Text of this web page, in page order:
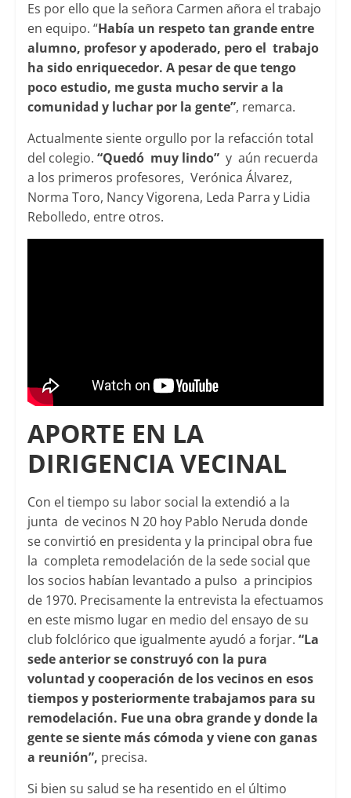
Es por ello que la señora Carmen añora el trabajo
en equipo. “Había un respeto tan grande entre
alumno, profesor y apoderado, pero el trabajo
ha sido enriquecedor. A pesar de que tengo
poco estudio, me gusta mucho servir a la
comunidad y luchar por la gente”, remarca.
Actualmente siente orgullo por la refacción total
del colegio. “Quedó muy lindo”y aún recuerda
a los primeros profesores, Verónica Álvarez,
Norma Toro, Nancy Vigorena, Leda Parra y Lidia
Rebolledo, entre otros.
APORTE EN LA
DIRIGENCIA VECINAL
Con el tiempo su labor social la extendió a la
junta de vecinos N 20 hoy Pablo Neruda donde
se convirtió en presidenta y la principal obra fue
la completa remodelación de la sede social que
los socios habían levantado a pulso a principios
de 1970. Precisamente la entrevista la efectuamos
en este mismo lugar en medio del ensayo de su
club folclórico que igualmente ayudó a forjar. “La
sede anterior se construyó con la pura
voluntad y cooperación de los vecinos en esos
tiempos y posteriormente trabajamos para su
remodelación. Fue una obra grande y donde la
gente se siente más cómoda y viene con ganas
a reunión”, precisa.
Si bien su salud se ha resentido en el último